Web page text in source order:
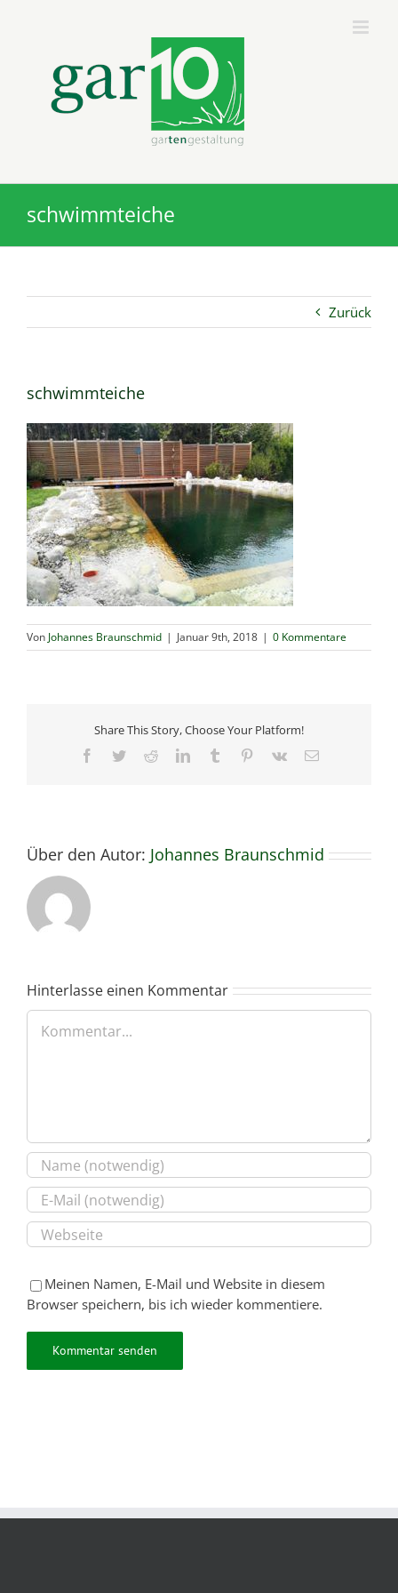
schwimmteiche
Zurück
schwimmteiche
Von Johannes Braunschmid | Januar 9th, 2018 | 0 Kommentare
Share This Story, Choose Your Platform!
Facebook
TwitterRedditLinkedInTumblr Pinterest
Vk
E-
Über den Autor: Johannes Braunschmid
Hinterlasse einen Kommentar
Kommentar
Meinen Namen, E-Mail und Website in diesem
Browser speichern, bis ich wieder kommentiere.